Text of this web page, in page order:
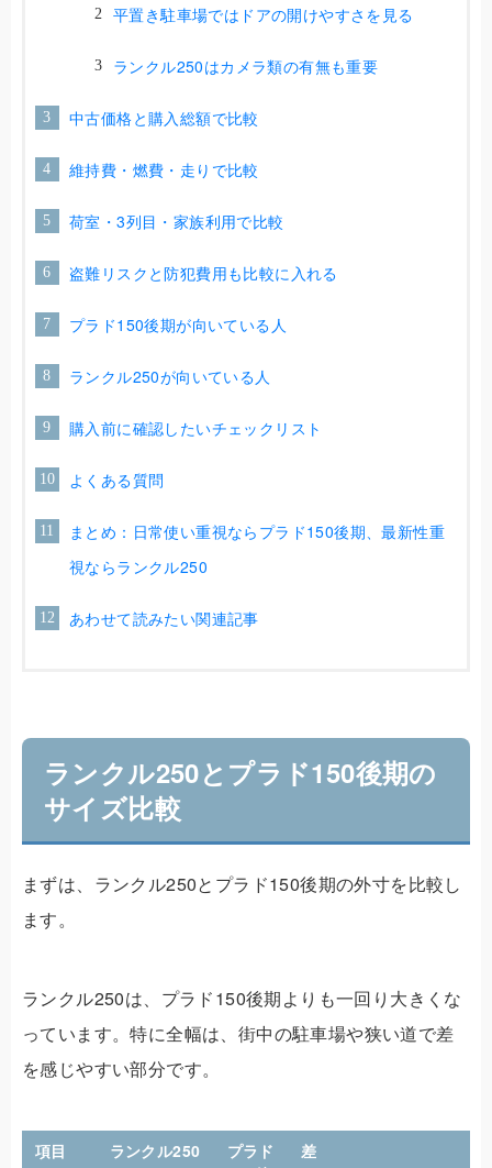
平置き駐車場ではドアの開けやすさを見る
ランクル250はカメラ類の有無も重要
中古価格と購入総額で比較
維持費・燃費・走りで比較
荷室・3列目・家族利用で比較
盗難リスクと防犯費用も比較に入れる
プラド150後期が向いている人
ランクル250が向いている人
購入前に確認したいチェックリスト
よくある質問
まとめ：日常使い重視ならプラド150後期、最新性重
視ならランクル250
あわせて読みたい関連記事
ランクル250とプラド150後期の
サイズ比較
まずは、ランクル250とプラド150後期の外寸を比較し
ます。
ランクル250は、プラド150後期よりも一回り大きくな
っています。特に全幅は、街中の駐車場や狭い道で差
を感じやすい部分です。
項目 ランクル250
プラド
差